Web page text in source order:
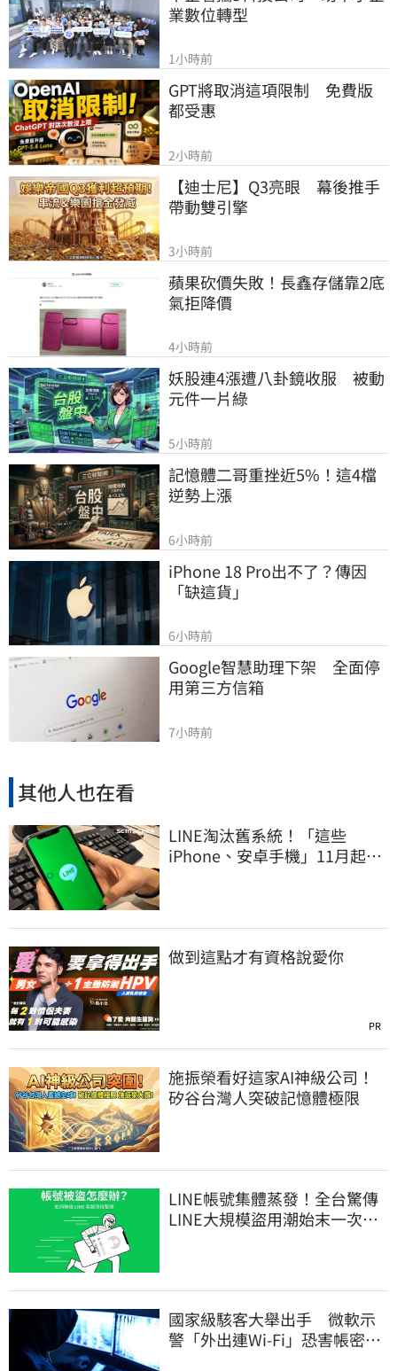
業數位轉型
1小時前
GPT將取消這項限制　免費版
都受惠
2小時前
【迪士尼】Q3亮眼　幕後推手
帶動雙引擎
3小時前
蘋果砍價失敗！長鑫存儲靠2底
氣拒降價
4小時前
妖股連4漲遭八卦鏡收服　被動
元件一片綠
5小時前
記憶體二哥重挫近5%！這4檔
逆勢上漲
6小時前
iPhone 18 Pro出不了？傳因
「缺這貨」
6小時前
Google智慧助理下架　全面停
用第三方信箱
7小時前
其他人也在看
LINE淘汰舊系統！「這些
iPhone、安卓手機」11月起無
做到這點才有資格說愛你
PR
施振榮看好這家AI神級公司！
矽谷台灣人突破記憶體極限
LINE帳號集體蒸發！全台驚傳
LINE大規模盜用潮始末一次
國家級駭客大舉出手 微軟示
警「外出連Wi-Fi」恐害帳密被